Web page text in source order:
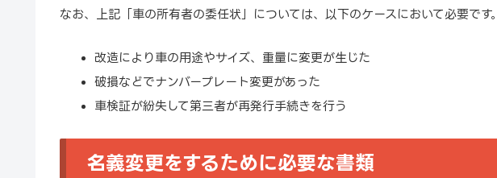
なお、上記「車の所有者の委任状」については、以下のケースにおいて必要です。
改造により車の用途やサイズ、重量に変更が生じた
破損などでナンバープレート変更があった
車検証が紛失して第三者が再発行手続きを行う
名義変更をするために必要な書類